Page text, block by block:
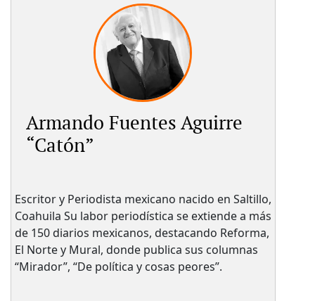
Armando Fuentes Aguirre
“Catón”
Escritor y Periodista mexicano nacido en Saltillo,
Coahuila Su labor periodística se extiende a más
de 150 diarios mexicanos, destacando Reforma,
El Norte y Mural, donde publica sus columnas
“Mirador”, “De política y cosas peores”.